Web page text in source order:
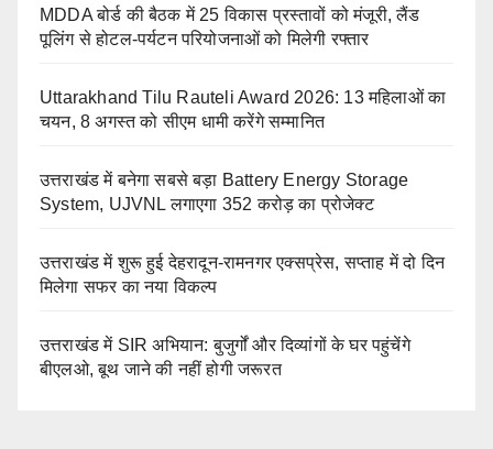
MDDA बोर्ड की बैठक में 25 विकास प्रस्तावों को मंजूरी, लैंड
पूलिंग से होटल-पर्यटन परियोजनाओं को मिलेगी रफ्तार
Uttarakhand Tilu Rauteli Award 2026: 13 महिलाओं का
चयन, 8 अगस्त को सीएम धामी करेंगे सम्मानित
उत्तराखंड में बनेगा सबसे बड़ा Battery Energy Storage
System, UJVNL लगाएगा 352 करोड़ का प्रोजेक्ट
उत्तराखंड में शुरू हुई देहरादून-रामनगर एक्सप्रेस, सप्ताह में दो दिन
मिलेगा सफर का नया विकल्प
उत्तराखंड में SIR अभियान: बुजुर्गों और दिव्यांगों के घर पहुंचेंगे
बीएलओ, बूथ जाने की नहीं होगी जरूरत